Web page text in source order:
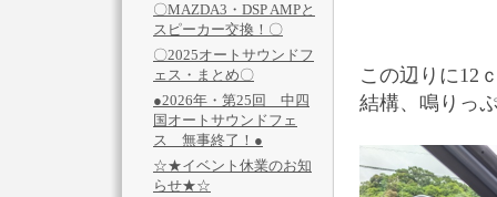
〇MAZDA3・DSP AMPと
スピーカー交換！〇
〇2025オートサウンドフ
ェス・まとめ〇
●2026年・第25回 中四
国オートサウンドフェ
ス 無事終了！●
☆★イベント休業のお知
らせ★☆
この辺りに12
結構、鳴りっ